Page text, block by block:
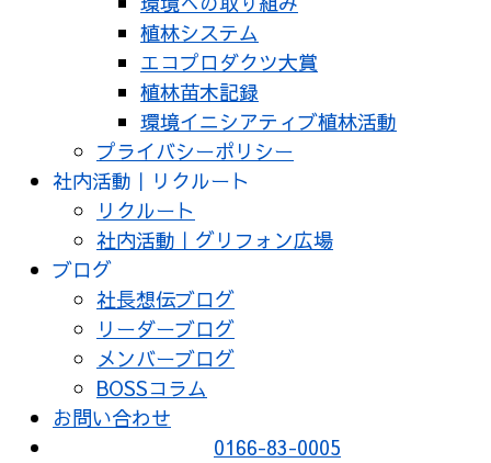
植林システム
エコプロダクツ大賞
植林苗木記録
環境イニシアティブ植林活動
プライバシーポリシー
社内活動｜リクルート
リクルート
社内活動｜グリフォン広場
ブログ
社長想伝ブログ
リーダーブログ
メンバーブログ
BOSSコラム
お問い合わせ
0166-83-0005